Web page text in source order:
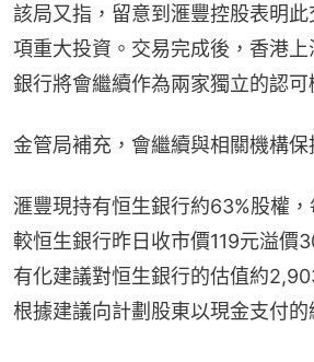
該局又指，留意到滙豐控股表明
項重大投資。交易完成後，香港
銀行將會繼續作為兩家獨立的認可
金管局補充，會繼續與相關機構保
滙豐現持有恒生銀行約63%股權，
較恒生銀行昨日收市價119元溢價
有化建議對恒生銀行的估值約
根據建議向計劃股東以現金支付的